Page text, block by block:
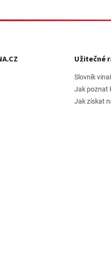
Užitečné
Slovník
Jak poznat
Jak získat